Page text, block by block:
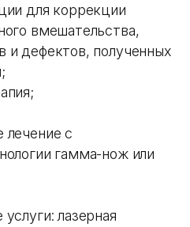
для коррекции
вмешательства,
и дефектов, полученных
лечение с
гамма-нож или
лазерная